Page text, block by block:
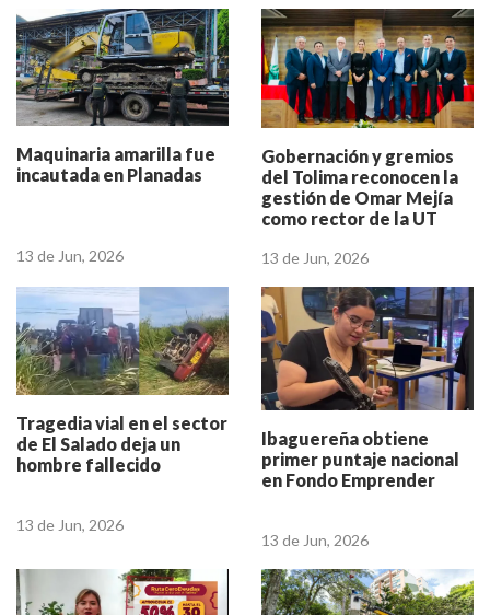
Maquinaria amarilla fue
incautada en Planadas
13 de Jun, 2026
Gobernación y gremios
del Tolima reconocen la
gestión de Omar Mejía
como rector de la UT
13 de Jun, 2026
Tragedia vial en el sector
de El Salado deja un
hombre fallecido
13 de Jun, 2026
Ibaguereña obtiene
primer puntaje nacional
en Fondo Emprender
13 de Jun, 2026